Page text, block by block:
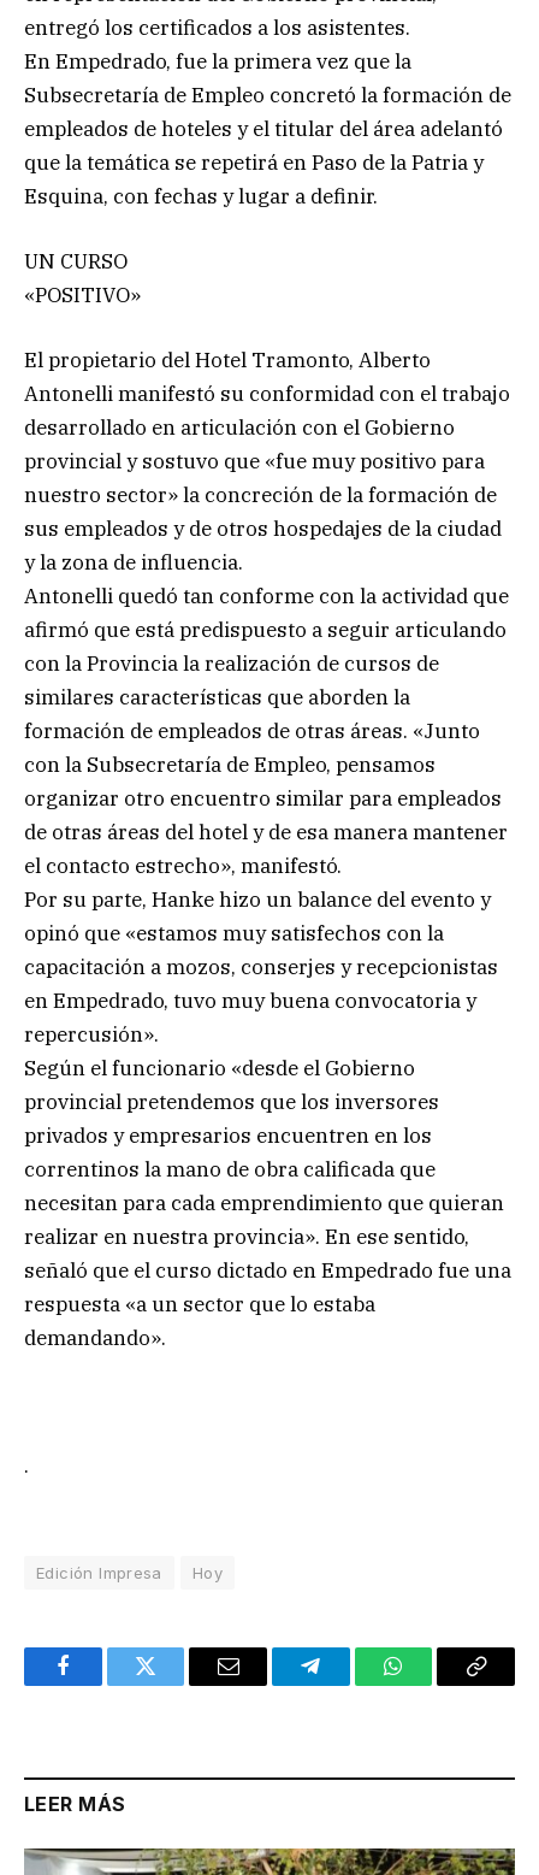
entregó los certificados a los asistentes.
En Empedrado, fue la primera vez que la
Subsecretaría de Empleo concretó la formación de
empleados de hoteles y el titular del área adelantó
que la temática se repetirá en Paso de la Patria y
Esquina, con fechas y lugar a definir.
UN CURSO
«POSITIVO»
El propietario del Hotel Tramonto, Alberto
Antonelli manifestó su conformidad con el trabajo
desarrollado en articulación con el Gobierno
provincial y sostuvo que «fue muy positivo para
nuestro sector» la concreción de la formación de
sus empleados y de otros hospedajes de la ciudad
y la zona de influencia.
Antonelli quedó tan conforme con la actividad que
afirmó que está predispuesto a seguir articulando
con la Provincia la realización de cursos de
similares características que aborden la
formación de empleados de otras áreas. «Junto
con la Subsecretaría de Empleo, pensamos
organizar otro encuentro similar para empleados
de otras áreas del hotel y de esa manera mantener
el contacto estrecho», manifestó.
Por su parte, Hanke hizo un balance del evento y
opinó que «estamos muy satisfechos con la
capacitación a mozos, conserjes y recepcionistas
en Empedrado, tuvo muy buena convocatoria y
repercusión».
Según el funcionario «desde el Gobierno
provincial pretendemos que los inversores
privados y empresarios encuentren en los
correntinos la mano de obra calificada que
necesitan para cada emprendimiento que quieran
realizar en nuestra provincia». En ese sentido,
señaló que el curso dictado en Empedrado fue una
respuesta «a un sector que lo estaba
demandando».
.
Edición Impresa Hoy
FacebookTwitter Email TelegramWhatsAppCopy
LEER MÁS